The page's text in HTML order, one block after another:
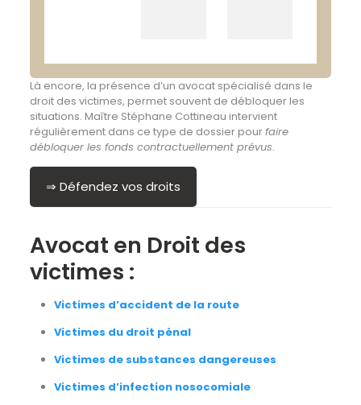
Là encore, la présence d’un avocat spécialisé dans le
droit des victimes, permet souvent de débloquer les
situations. Maître Stéphane Cottineau intervient
régulièrement dans ce type de dossier pourfaire
débloquer les fonds contractuellement prévus.
⇒ Défendez vos droits
Avocat en Droit des
victimes :
Victimes d’accident de la route
Victimes du droit pénal
Victimes de substances dangereuses
Victimes d’infection nosocomiale